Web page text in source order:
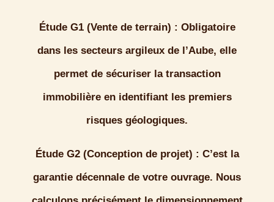
Étude G1 (Vente de terrain) : Obligatoire
dans les secteurs argileux de l’Aube, elle
permet de sécuriser la transaction
immobilière en identifiant les premiers
risques géologiques.
Étude G2 (Conception de projet) : C’est la
garantie décennale de votre ouvrage. Nous